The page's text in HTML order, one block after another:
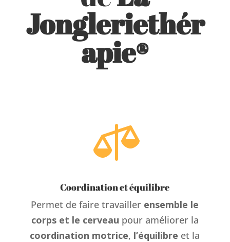
Jongleriethér
apie®

Coordination et équilibre
Permet de faire travailler ensemble le
corps et le cerveau pour améliorer la
coordination motrice, l’équilibre et la